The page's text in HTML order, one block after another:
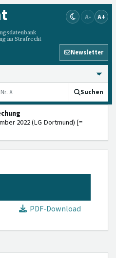
im Strafrecht
A- A+
Newsletter
Suchen
2022 (LG Dortmund) [=
PDF-Download